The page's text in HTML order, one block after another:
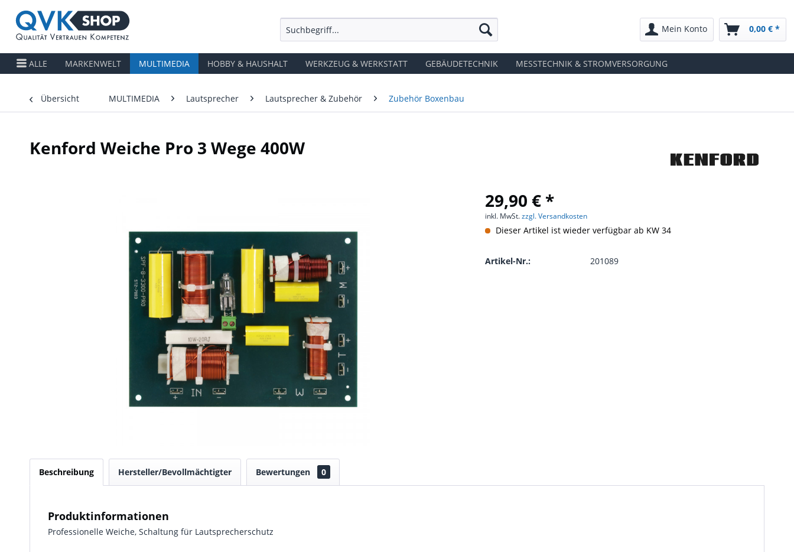
Mein Konto 0,00 € *
ALLE MARKENWELT MULTIMEDIA HOBBY & HAUSHALT WERKZEUG & WERKSTATT GEBÄUDETECHNIK MESSTECHNIK & STROMVERSORGUNG
Übersicht MULTIMEDIA Lautsprecher Lautsprecher & Zubehör Zubehör Boxenbau
Kenford Weiche Pro 3 Wege 400W
29,90 € *
inkl. MwSt.zzgl. Versandkosten
Dieser Artikel ist wieder verfügbar ab KW 34
Artikel-Nr.: 201089
Beschreibung Hersteller/Bevollmächtigter Bewertungen 0
Produktinformationen
Professionelle Weiche, Schaltung für Lautsprecherschutz